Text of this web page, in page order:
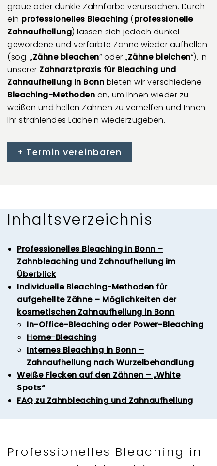
graue oder dunkle Zahnfarbe verursachen. Durch
ein professionelles Bleaching (professionelle
Zahnaufhellung) lassen sich jedoch dunkel
gewordene und verfärbte Zähne wieder aufhellen
(sog. „Zähne bleachen“ oder „Zähne bleichen“). In
unserer Zahnarztpraxis für Bleaching und
Zahnaufhellung in Bonn bieten wir verschiedene
Bleaching-Methoden an, um Ihnen wieder zu
weißen und hellen Zähnen zu verhelfen und Ihnen
Ihr strahlendes Lächeln wiederzugeben.
Termin vereinbaren
Inhaltsverzeichnis
Professionelles Bleaching in Bonn –
Zahnbleaching und Zahnaufhellung im
Überblick
Individuelle Bleaching-Methoden für
aufgehellte Zähne – Möglichkeiten der
kosmetischen Zahnaufhellung in Bonn
In-Office-Bleaching oder Power-Bleaching
Home-Bleaching
Internes Bleaching in Bonn –
Zahnaufhellung nach Wurzelbehandlung
Weiße Flecken auf den Zähnen – „White
Spots“
FAQ zu Zahnbleaching und Zahnaufhellung
Professionelles Bleaching in